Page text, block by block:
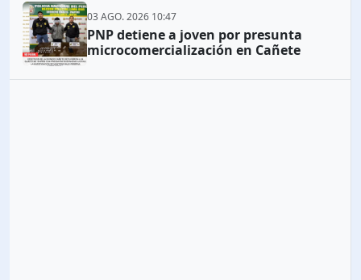
03 AGO. 2026 10:47
PNP detiene a joven por presunta
microcomercialización en Cañete